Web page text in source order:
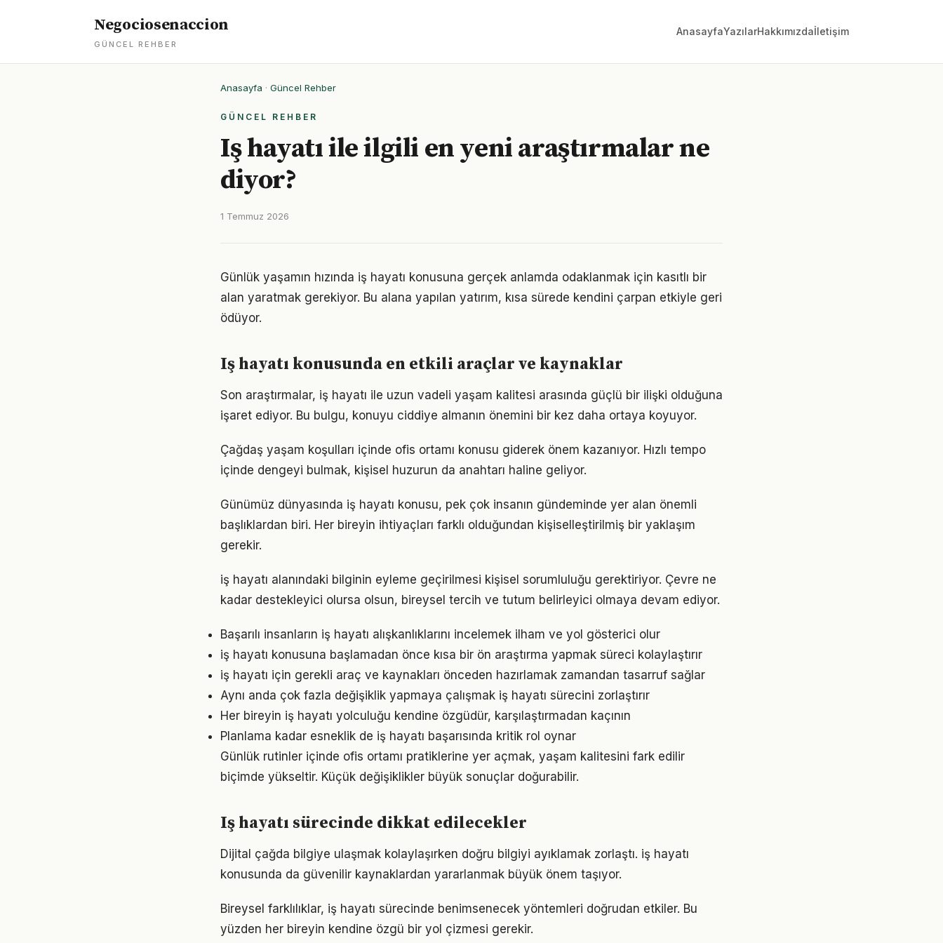
Negociosenaccion
GÜNCEL REHBER
AnasayfaYazılarHakkımızdaİletişim
Anasayfa · Güncel Rehber
GÜNCEL REHBER
Iş hayatı ile ilgili en yeni araştırmalar ne
diyor?
1 Temmuz 2026
Günlük yaşamın hızında iş hayatı konusuna gerçek anlamda odaklanmak için kasıtlı bir
alan yaratmak gerekiyor. Bu alana yapılan yatırım, kısa sürede kendini çarpan etkiyle geri
ödüyor.
Iş hayatı konusunda en etkili araçlar ve kaynaklar
Son araştırmalar, iş hayatı ile uzun vadeli yaşam kalitesi arasında güçlü bir ilişki olduğuna
işaret ediyor. Bu bulgu, konuyu ciddiye almanın önemini bir kez daha ortaya koyuyor.
Çağdaş yaşam koşulları içinde ofis ortamı konusu giderek önem kazanıyor. Hızlı tempo
içinde dengeyi bulmak, kişisel huzurun da anahtarı haline geliyor.
Günümüz dünyasında iş hayatı konusu, pek çok insanın gündeminde yer alan önemli
başlıklardan biri. Her bireyin ihtiyaçları farklı olduğundan kişiselleştirilmiş bir yaklaşım
gerekir.
iş hayatı alanındaki bilginin eyleme geçirilmesi kişisel sorumluluğu gerektiriyor. Çevre ne
kadar destekleyici olursa olsun, bireysel tercih ve tutum belirleyici olmaya devam ediyor.
Başarılı insanların iş hayatı alışkanlıklarını incelemek ilham ve yol gösterici olur
iş hayatı konusuna başlamadan önce kısa bir ön araştırma yapmak süreci kolaylaştırır
iş hayatı için gerekli araç ve kaynakları önceden hazırlamak zamandan tasarruf sağlar
Aynı anda çok fazla değişiklik yapmaya çalışmak iş hayatı sürecini zorlaştırır
Her bireyin iş hayatı yolculuğu kendine özgüdür, karşılaştırmadan kaçının
Planlama kadar esneklik de iş hayatı başarısında kritik rol oynar
Günlük rutinler içinde ofis ortamı pratiklerine yer açmak, yaşam kalitesini fark edilir
biçimde yükseltir. Küçük değişiklikler büyük sonuçlar doğurabilir.
Iş hayatı sürecinde dikkat edilecekler
Dijital çağda bilgiye ulaşmak kolaylaşırken doğru bilgiyi ayıklamak zorlaştı. iş hayatı
konusunda da güvenilir kaynaklardan yararlanmak büyük önem taşıyor.
Bireysel farklılıklar, iş hayatı sürecinde benimsenecek yöntemleri doğrudan etkiler. Bu
yüzden her bireyin kendine özgü bir yol çizmesi gerekir.